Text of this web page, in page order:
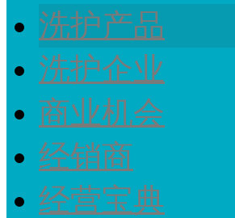
洗护产品
洗护企业
商业机会
经销商
经营宝典